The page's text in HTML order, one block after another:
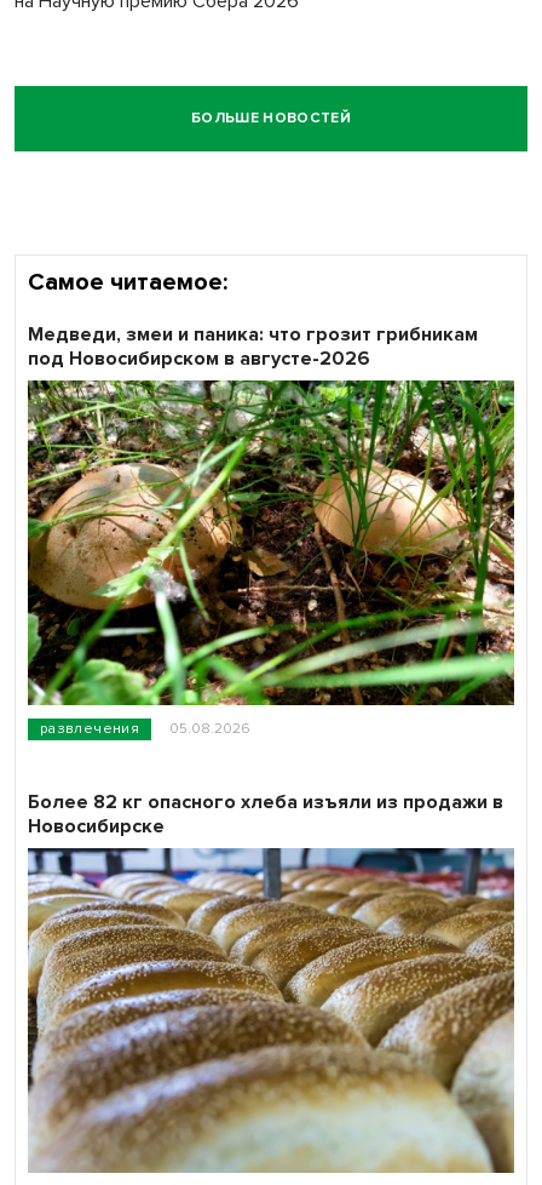
БОЛЬШЕ НОВОСТЕЙ
Самое читаемое:
развлечения 05.08.2026
Медведи, змеи и паника: что грозит грибникам
под Новосибирском в августе-2026
Более 82 кг опасного хлеба изъяли из продажи в
Новосибирске